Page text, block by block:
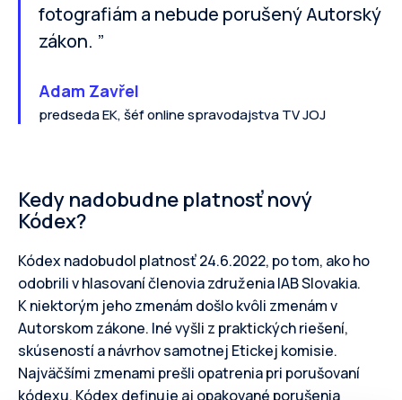
fotografiám a nebude porušený Autorský
zákon. ”
Adam Zavřel
predseda EK, šéf online spravodajstva TV JOJ
Kedy nadobudne platnosť nový
Kódex?
Kódex nadobudol platnosť 24.6.2022, po tom, ako ho
odobrili v hlasovaní členovia združenia IAB Slovakia.
K niektorým jeho zmenám došlo kvôli zmenám v
Autorskom zákone. Iné vyšli z praktických riešení,
skúseností a návrhov samotnej Etickej komisie.
Najväčšími zmenami prešli opatrenia pri porušovaní
kódexu. Kódex definuje aj opakované porušenia